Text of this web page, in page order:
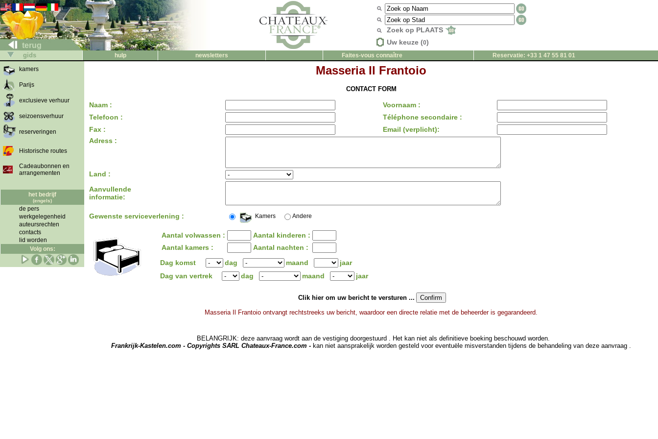
terug
Zoek op PLAATS
Uw keuze (0)
gids hulp newsletters Faites-vous connaître
Reservatie: +33 1 47 55 81 01
kamers
Parijs
exclusieve verhuur
seizoensverhuur
reserveringen
Historische routes
Cadeaubonnen en
arrangementen
het bedrijf
(engels)
de pers
werkgelegenheid
auteursrechten
contacts
lid worden
Volg ons:
Masseria Il Frantoio
CONTACT FORM
Naam :
Voornaam :
Telefoon :
Téléphone secondaire :
Fax :
Email (verplicht):
Adress :
Land :
Aanvullende
informatie:
Gewenste serviceverlening : Kamers Andere
Aantal volwassen :
Aantal kinderen :
Aantal kamers :
Aantal nachten :
Dag komst
dag maand
jaar
Dag van vertrek
dag maand jaar
Clik hier om uw bericht te versturen ...
Masseria Il Frantoio ontvangt rechtstreeks uw bericht, waardoor een directe relatie met de beheerder is gegarandeerd.
BELANGRIJK: deze aanvraag wordt aan de vestiging doorgestuurd . Het kan niet als definitieve boeking beschouwd worden.
Frankrijk-Kastelen.com - Copyrights SARL Chateaux-France.com - kan niet aansprakelijk worden gesteld voor eventuële misverstanden tijdens de behandeling van deze aanvraag .